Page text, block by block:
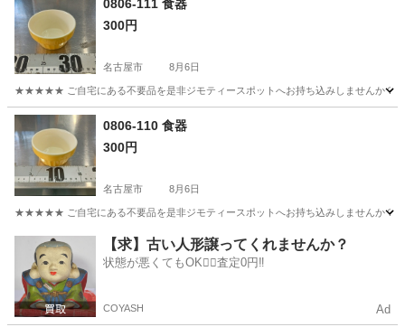
0806-111 食器
300円
名古屋市 8月6日
★★★★★ ご自宅にある不要品を是非ジモティースポットへお持ち込みしませんか？
愛知 名古屋市 現地
0806-110 食器
300円
名古屋市 8月6日
★★★★★ ご自宅にある不要品を是非ジモティースポットへお持ち込みしませんか？
名古屋市 食器 現地
【求】古い人形譲ってくれませんか？
状態が悪くてもOK🙆‍♀️査定0円‼️
COYASH Ad